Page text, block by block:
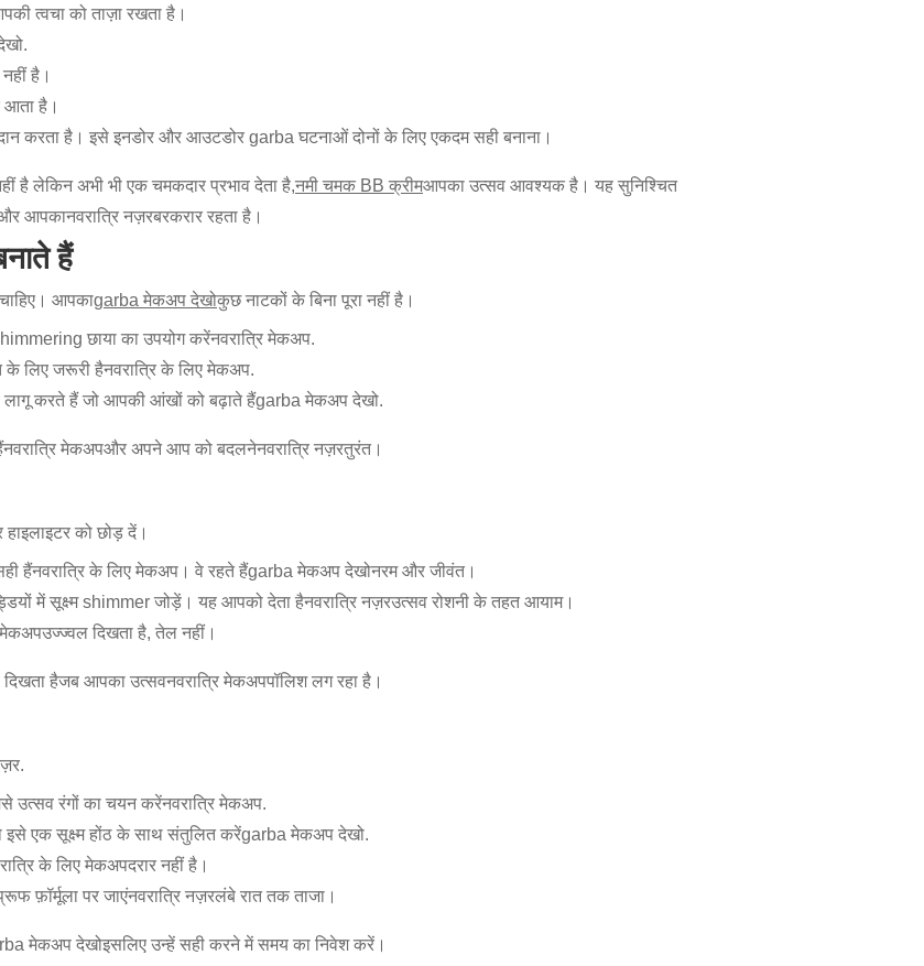
त्वचा को ताज़ा रखता है।
.
नहीं है।
आता है।
करता है। इसे इनडोर और आउटडोर garba घटनाओं दोनों के लिए एकदम सही बनाना।
है लेकिन अभी भी एक चमकदार प्रभाव देता है,नमी चमक BB क्रीमआपका उत्सव आवश्यक है। यह सुनिश्चित
आपकानवरात्रि नज़रबरकरार रहता है।
हैं
आपकाgarba मेकअप देखोकुछ नाटकों के बिना पूरा नहीं है।
छाया का उपयोग करेंनवरात्रि मेकअप.
के लिए जरूरी हैनवरात्रि के लिए मेकअप.
करते हैं जो आपकी आंखों को बढ़ाते हैंgarba मेकअप देखो.
नवरात्रि मेकअपऔर अपने आप को बदलनेनवरात्रि नज़रतुरंत।
को छोड़ दें।
हैंनवरात्रि के लिए मेकअप । वे रहते हैंgarba मेकअप देखोनरम और जीवंत।
में सूक्ष्म shimmer जोड़ें। यह आपको देता हैनवरात्रि नज़रउत्सव रोशनी के तहत आयाम।
मेकअपउज्ज्वल दिखता है, तेल नहीं।
हैजब आपका उत्सवनवरात्रि मेकअपपॉलिश लग रहा है।
.
उत्सव रंगों का चयन करेंनवरात्रि मेकअप.
एक सूक्ष्म होंठ के साथ संतुलित करेंgarba मेकअप देखो.
के लिए मेकअपदरार नहीं है।
फ़ॉर्मूला पर जाएंनवरात्रि नज़रलंबे रात तक ताजा।
मेकअप देखोइसलिए उन्हें सही करने में समय का निवेश करें।